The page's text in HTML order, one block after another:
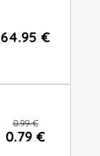
64.95 €
0.99 €
0.79 €